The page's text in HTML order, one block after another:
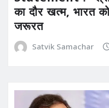
का दौर खत्म, भारत
जरूरत
Satvik Samachar